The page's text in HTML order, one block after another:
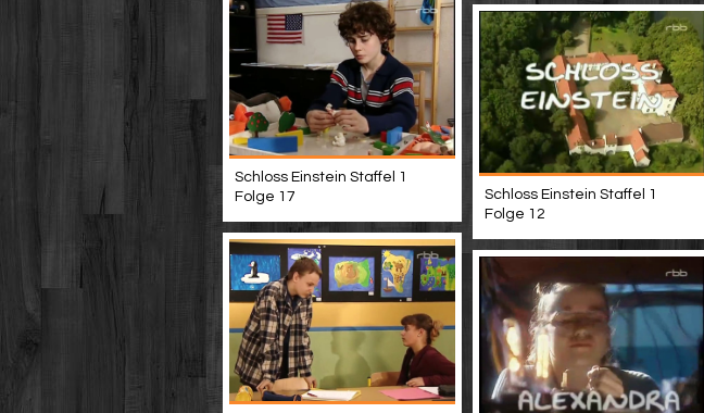
Schloss Einstein Staffel 1
Folge 17
Schloss Einstein Staffel 1
Folge 12